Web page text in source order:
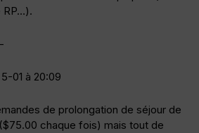
RP…).
01 à 20:09
de prolongation de séjour de
chaque fois) mais tout de